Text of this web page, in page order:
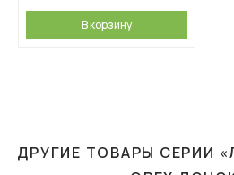
В корзину
ДРУГИЕ ТОВАРЫ СЕРИИ